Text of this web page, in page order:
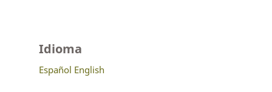
Idioma
Español English